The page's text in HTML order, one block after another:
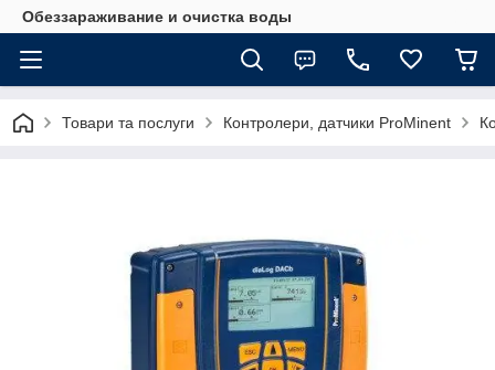
Обеззараживание и очистка воды
Товари та послуги Контролери, датчики ProMinent